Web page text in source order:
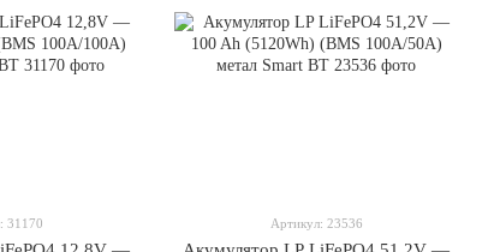
31170 Артикул: 23536